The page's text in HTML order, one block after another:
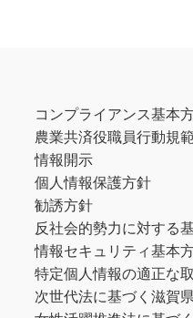
コンプライアンス基本
農業共済役職員行動規
情報開示
個人情報保護方針
勧誘方針
反社会的勢力に対する
情報セキュリティ基本
特定個人情報の適正な
次世代法に基づく滋賀